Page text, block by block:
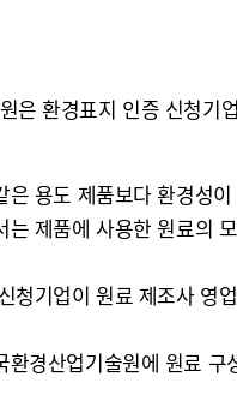
은 환경표지 인증 신청기
은 용도 제품보다 환경성
는 제품에 사용한 원료의
청기업이 원료 제조사 영
환경산업기술원에 원료